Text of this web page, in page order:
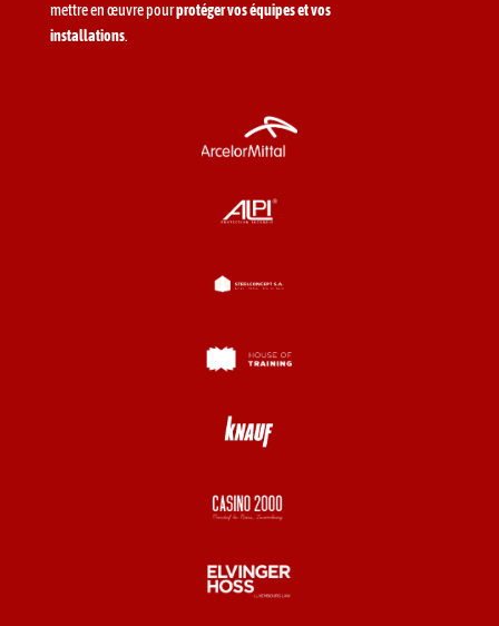
mettre en œuvre pourprotéger vos équipes et vos
installations.